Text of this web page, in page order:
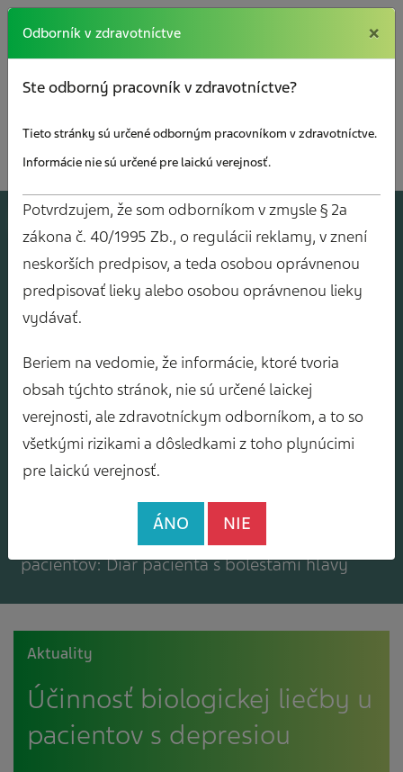
×
AJOV Y
Mám záujem o zasielanie odborného
spravodajcu
pacientov: Diár pacienta s bolesťami hlavy
Aktuality
Účinnosť biologickej liečby u
pacientov s depresiou
Odborník v zdravotníctve ×
Ste odborný pracovník v zdravotníctve?
Tieto stránky sú určené odborným pracovníkom v zdravotníctve.
Informácie nie sú určené pre laickú verejnosť.
Potvrdzujem, že som odborníkom v zmysle § 2a
zákona č. 40/1995 Zb., o regulácii reklamy, v znení
neskorších predpisov, a teda osobou oprávnenou
predpisovať lieky alebo osobou oprávnenou lieky
vydávať.
Beriem na vedomie, že informácie, ktoré tvoria
obsah týchto stránok, nie sú určené laickej
verejnosti, ale zdravotníckym odborníkom, a to so
všetkými rizikami a dôsledkami z toho plynúcimi
pre laickú verejnosť.
ÁNO NIE